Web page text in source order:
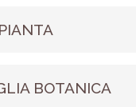
BOTANICA